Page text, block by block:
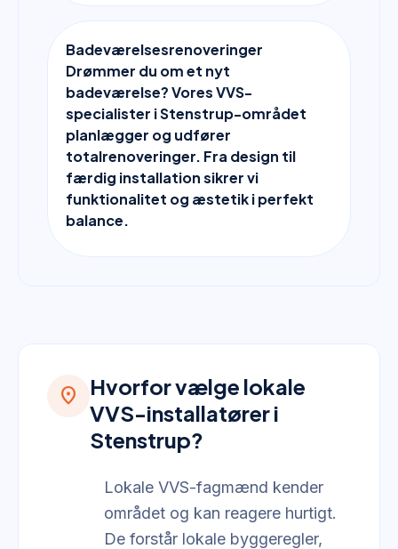
Badeværelsesrenoveringer
Drømmer du om et nyt
badeværelse? Vores VVS-
specialister i Stenstrup-området
planlægger og udfører
totalrenoveringer. Fra design til
færdig installation sikrer vi
funktionalitet og æstetik i perfekt
balance.
location_on
Hvorfor vælge lokale
VVS-installatører i
Stenstrup?
Lokale VVS-fagmænd kender
området og kan reagere hurtigt.
De forstår lokale byggeregler,